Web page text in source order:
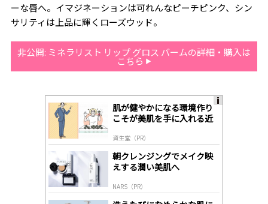
ーな唇へ。イマジネーションは可れんなピーチピンク、シン
サリティは上品に輝くローズウッド。
非公開: ミネラリスト リップ グロス バームの詳細・購入は
こちら
肌が健やかになる環境作り
こそが美肌を手に入れる近
資生堂（PR）
朝クレンジングでメイク映
えする潤い美肌へ
NARS（PR）